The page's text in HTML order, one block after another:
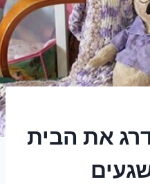
את הבית